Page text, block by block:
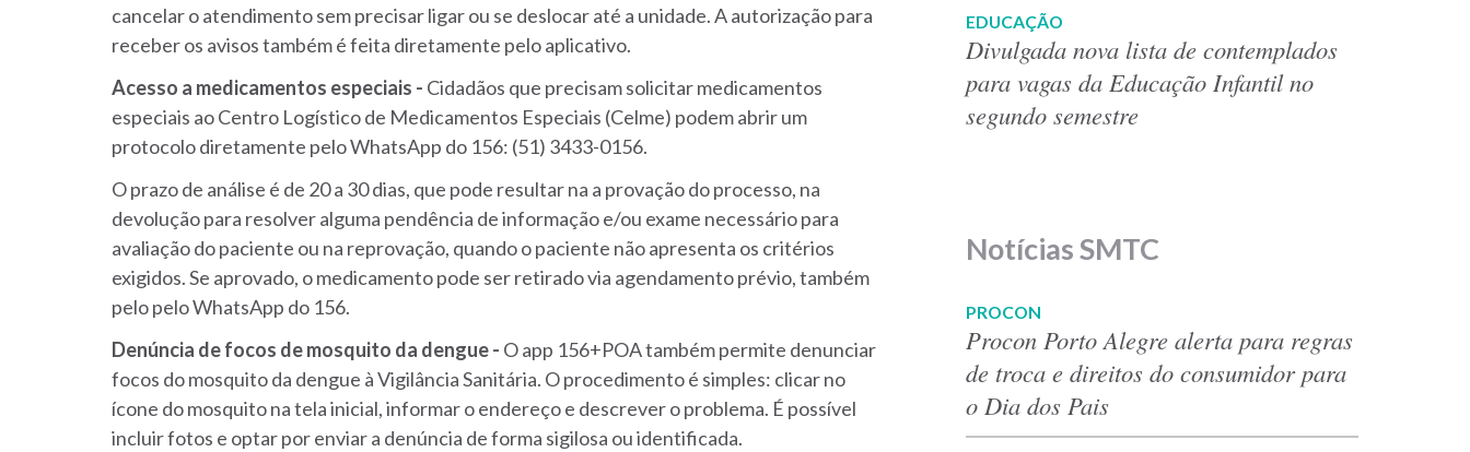
cancelar o atendimento sem precisar ligar ou se deslocar até a unidade. A autorização para
receber os avisos também é feita diretamente pelo aplicativo.
Acesso a medicamentos especiais - Cidadãos que precisam solicitar medicamentos
especiais ao Centro Logístico de Medicamentos Especiais (Celme) podem abrir um
protocolo diretamente pelo WhatsApp do 156: (51) 3433-0156.
O prazo de análise é de 20 a 30 dias, que pode resultar na a provação do processo, na
devolução para resolver alguma pendência de informação e/ou exame necessário para
avaliação do paciente ou na reprovação, quando o paciente não apresenta os critérios
exigidos. Se aprovado, o medicamento pode ser retirado via agendamento prévio, também
pelo pelo WhatsApp do 156.
Denúncia de focos de mosquito da dengue - O app 156+POA também permite denunciar
focos do mosquito da dengue à Vigilância Sanitária. O procedimento é simples: clicar no
ícone do mosquito na tela inicial, informar o endereço e descrever o problema. É possível
incluir fotos e optar por enviar a denúncia de forma sigilosa ou identificada.
EDUCAÇÃO
Divulgada nova lista de contemplados
para vagas da Educação Infantil no
segundo semestre
Notícias SMTC
PROCON
Procon Porto Alegre alerta para regras
de troca e direitos do consumidor para
o Dia dos Pais